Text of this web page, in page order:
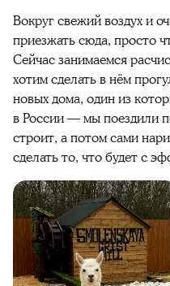
Вокруг свежий воздух и
приезжать сюда, просто
Сейчас занимаемся
хотим сделать в нём
новых дома, один из
в России — мы поездили
строит, а потом сами
сделать то, что будет с